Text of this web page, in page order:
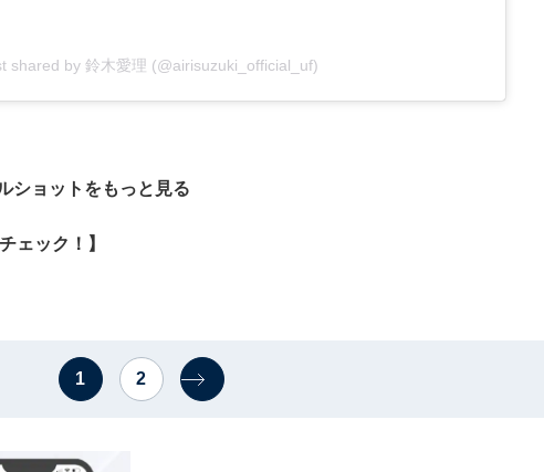
shared by 鈴木愛理 (@airisuzuki_official_uf)
ショットをもっと見る
ェック！】
1 2